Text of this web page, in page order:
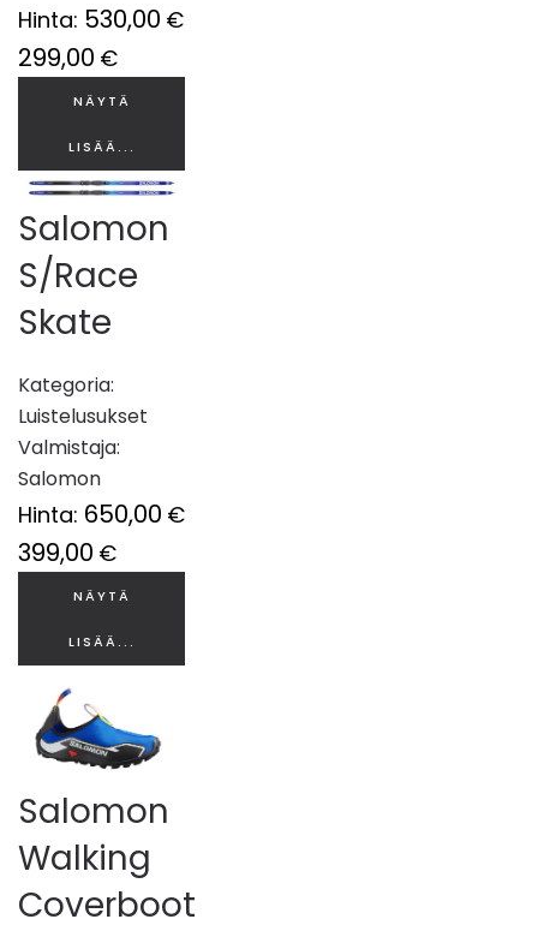
Hinta: 530,00 €
299,00 €
NÄYTÄ
LISÄÄ...
Salomon
S/Race
Skate
Kategoria:
Luistelusukset
Valmistaja:
Salomon
Hinta: 650,00 €
399,00 €
NÄYTÄ
LISÄÄ...
Salomon
Walking
Coverboot